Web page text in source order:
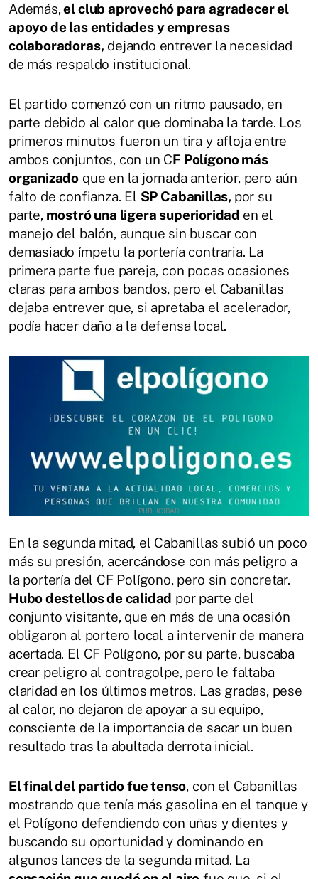
Además,el club aprovechó para agradecer el
apoyo de las entidades y empresas
colaboradoras, dejando entrever la necesidad
de más respaldo institucional.
El partido comenzó con un ritmo pausado, en
parte debido al calor que dominaba la tarde. Los
primeros minutos fueron un tira y afloja entre
ambos conjuntos, con un CF Polígono más
organizado que en la jornada anterior, pero aún
falto de confianza. El SP Cabanillas, por su
parte, mostró una ligera superioridad en el
manejo del balón, aunque sin buscar con
demasiado ímpetu la portería contraria. La
primera parte fue pareja, con pocas ocasiones
claras para ambos bandos, pero el Cabanillas
dejaba entrever que, si apretaba el acelerador,
podía hacer daño a la defensa local.
En la segunda mitad, el Cabanillas subió un poco
más su presión, acercándose con más peligro a
la portería del CF Polígono, pero sin concretar.
Hubo destellos de calidad por parte del
conjunto visitante, que en más de una ocasión
obligaron al portero local a intervenir de manera
acertada. El CF Polígono, por su parte, buscaba
crear peligro al contragolpe, pero le faltaba
claridad en los últimos metros. Las gradas, pese
al calor, no dejaron de apoyar a su equipo,
consciente de la importancia de sacar un buen
resultado tras la abultada derrota inicial.
El final del partido fue tenso, con el Cabanillas
mostrando que tenía más gasolina en el tanque y
el Polígono defendiendo con uñas y dientes y
buscando su oportunidad y dominando en
algunos lances de la segunda mitad. La